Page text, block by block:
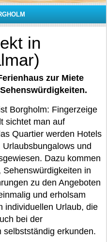
in
zur Miete
Borgholm: Fingerzeige
sichtet man auf
Quartier werden Hotels
und
Dazu kommen
Sehenswürdigkeiten in
zu den Angeboten
und erholsam
individuellen Urlaub, die
bei der
selbstständig erkunden.